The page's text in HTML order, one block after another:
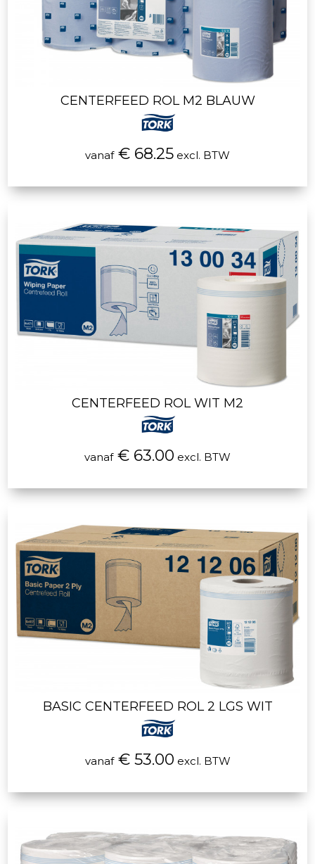
CENTERFEED ROL M2 BLAUW
vanaf€ 68.25 excl. BTW
CENTERFEED ROL WIT M2
vanaf€ 63.00 excl. BTW
BASIC CENTERFEED ROL 2 LGS WIT
vanaf€ 53.00 excl. BTW